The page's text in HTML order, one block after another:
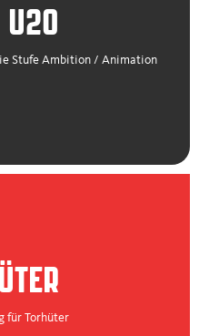
U20
Stufe Ambition / Animation
für Torhüter